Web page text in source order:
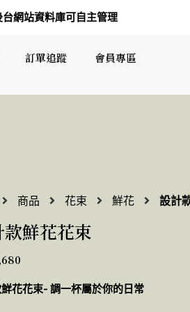
網站資料庫可自主管理
訂單追蹤 會員專區
商品 花束 鮮花 設計
鮮花花束
花花束- 調一杯屬於你的日常